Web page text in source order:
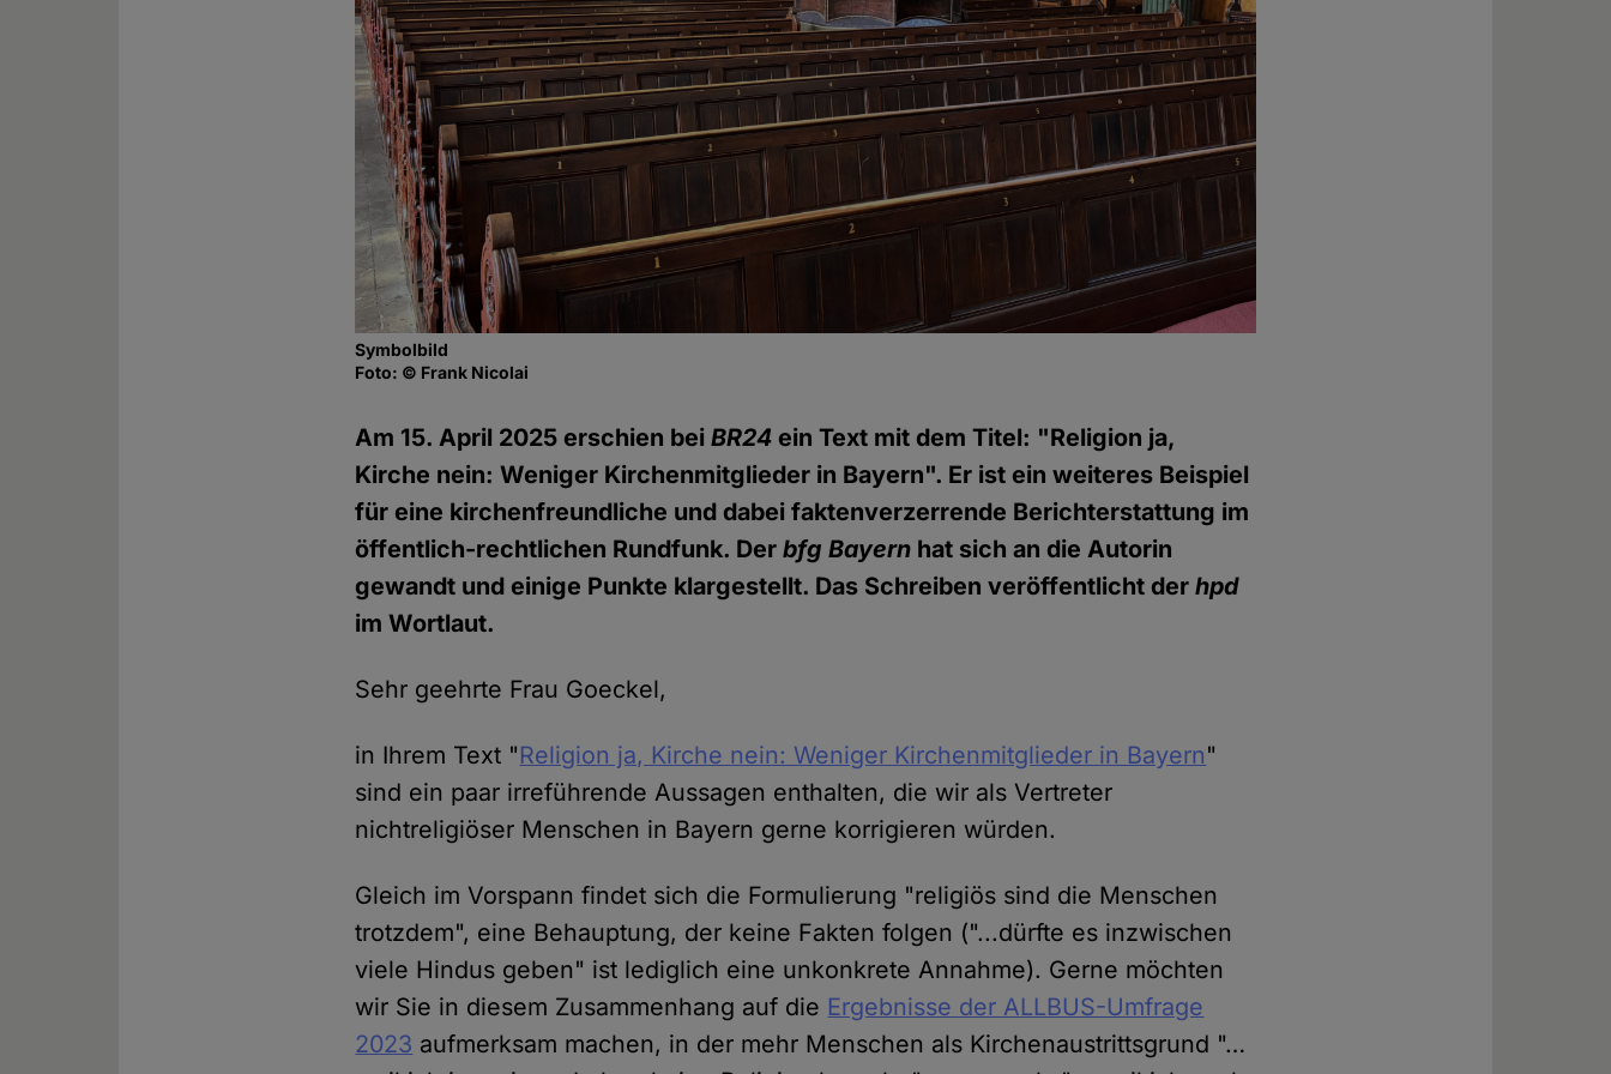
Symbolbild
Foto: © Frank Nicolai
Am 15. April 2025 erschien beiBR24 ein Text mit dem Titel: "Religion ja,
Kirche nein: Weniger Kirchenmitglieder in Bayern". Er ist ein weiteres Beispiel
für eine kirchenfreundliche und dabei faktenverzerrende Berichterstattung im
öffentlich-rechtlichen Rundfunk. Derbfg Bayern hat sich an die Autorin
gewandt und einige Punkte klargestellt. Das Schreiben veröffentlicht derhpd
im Wortlaut.
Sehr geehrte Frau Goeckel,
in Ihrem Text "Religion ja, Kirche nein: Weniger Kirchenmitglieder in Bayern"
sind ein paar irreführende Aussagen enthalten, die wir als Vertreter
nichtreligiöser Menschen in Bayern gerne korrigieren würden.
Gleich im Vorspann findet sich die Formulierung "religiös sind die Menschen
trotzdem", eine Behauptung, der keine Fakten folgen ("...dürfte es inzwischen
viele Hindus geben" ist lediglich eine unkonkrete Annahme). Gerne möchten
wir Sie in diesem Zusammenhang auf die Ergebnisse der ALLBUS-Umfrage
2023 aufmerksam machen, in der mehr Menschen als Kirchenaustrittsgrund "…